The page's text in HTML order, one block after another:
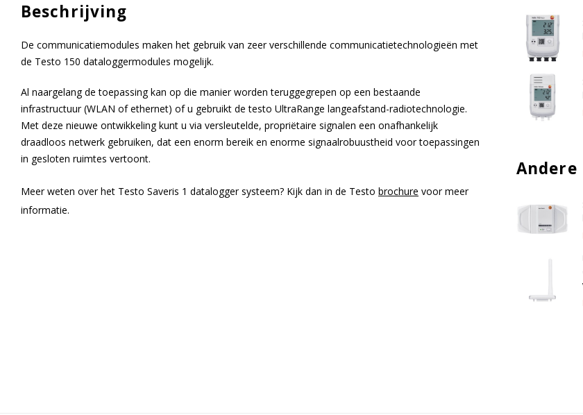
Beschrijving
De communicatiemodules maken het gebruik van zeer verschillende communicatietechnologieën met
de Testo 150 dataloggermodules mogelijk.
Al naargelang de toepassing kan op die manier worden teruggegrepen op een bestaande
infrastructuur (WLAN of ethernet) of u gebruikt de testo UltraRange langeafstand-radiotechnologie.
Met deze nieuwe ontwikkeling kunt u via versleutelde, propriëtaire signalen een onafhankelijk
draadloos netwerk gebruiken, dat een enorm bereik en enorme signaalrobuustheid voor toepassingen
in gesloten ruimtes vertoont.
Meer weten over het Testo Saveris 1 datalogger systeem? Kijk dan in de Testo brochure voor meer
informatie.